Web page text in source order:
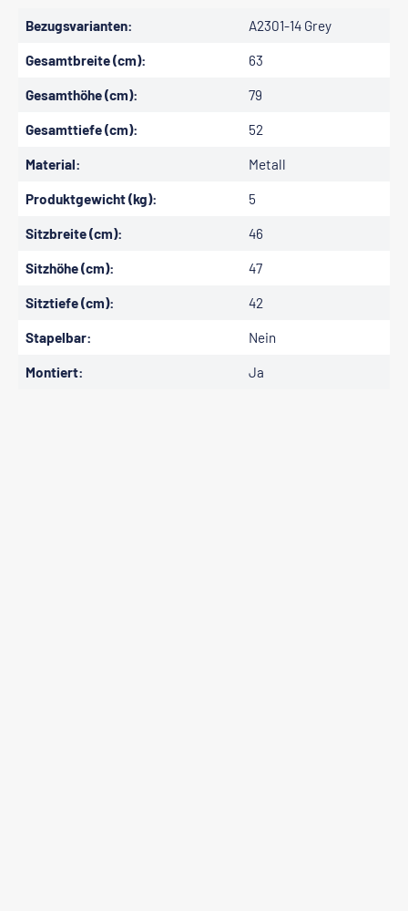
Bezugsvarianten: A2301-14 Grey
Gesamtbreite (cm): 63
Gesamthöhe (cm): 79
Gesamttiefe (cm): 52
Material: Metall
Produktgewicht (kg): 5
Sitzbreite (cm): 46
Sitzhöhe (cm): 47
Sitztiefe (cm): 42
Stapelbar: Nein
Montiert: Ja